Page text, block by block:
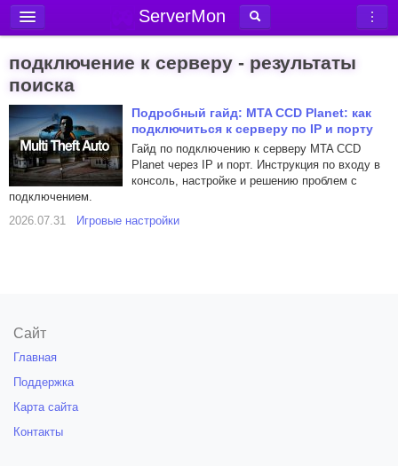
ServerMon
Новости
Блог
Статьи
Форум
Вход в аккаунт
подключение к серверу - результаты
поиска
Подробный гайд: MTA CCD Planet: как
подключиться к серверу по IP и порту
Гайд по подключению к серверу MTA CCD
Planet через IP и порт. Инструкция по входу в
консоль, настройке и решению проблем с
подключением.
2026.07.31
Игровые настройки
Сайт
Главная
Поддержка
Карта сайта
Контакты